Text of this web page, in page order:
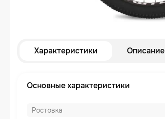
Характеристики Описание
Основные характеристики
Ростовка